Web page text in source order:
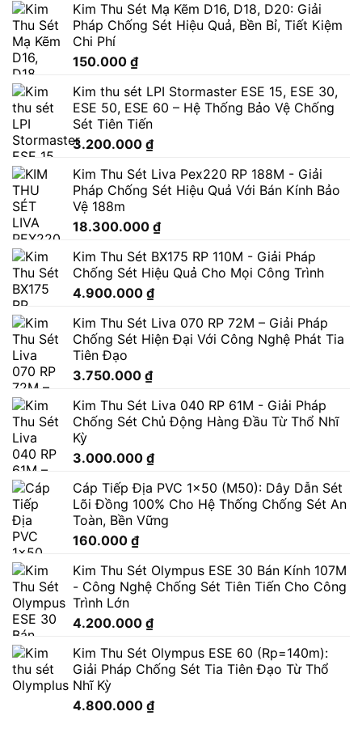
Kim Thu Sét Mạ Kẽm D16, D18, D20: Giải
Pháp Chống Sét Hiệu Quả, Bền Bỉ, Tiết Kiệm
Chi Phí
150.000 ₫
Kim thu sét LPI Stormaster ESE 15, ESE 30,
ESE 50, ESE 60 – Hệ Thống Bảo Vệ Chống
Sét Tiên Tiến
3.200.000 ₫
Kim Thu Sét Liva Pex220 RP 188M - Giải
Pháp Chống Sét Hiệu Quả Với Bán Kính Bảo
Vệ 188m
18.300.000 ₫
Kim Thu Sét BX175 RP 110M - Giải Pháp
Chống Sét Hiệu Quả Cho Mọi Công Trình
4.900.000 ₫
Kim Thu Sét Liva 070 RP 72M – Giải Pháp
Chống Sét Hiện Đại Với Công Nghệ Phát Tia
Tiên Đạo
3.750.000 ₫
Kim Thu Sét Liva 040 RP 61M - Giải Pháp
Chống Sét Chủ Động Hàng Đầu Từ Thổ Nhĩ
Kỳ
3.000.000 ₫
Cáp Tiếp Địa PVC 1x50 (M50): Dây Dẫn Sét
Lõi Đồng 100% Cho Hệ Thống Chống Sét An
Toàn, Bền Vững
160.000 ₫
Kim Thu Sét Olympus ESE 30 Bán Kính 107M
- Công Nghệ Chống Sét Tiên Tiến Cho Công
Trình Lớn
4.200.000 ₫
Kim Thu Sét Olympus ESE 60 (Rp=140m):
Giải Pháp Chống Sét Tia Tiên Đạo Từ Thổ
Nhĩ Kỳ
4.800.000 ₫